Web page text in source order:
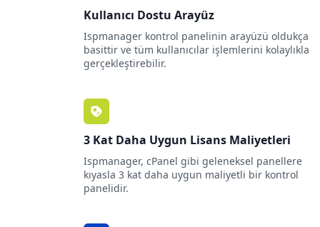
Kullanıcı Dostu Arayüz
Ispmanager kontrol panelinin arayüzü oldukça
basittir ve tüm kullanıcılar işlemlerini kolaylıkla
gerçekleştirebilir.
3 Kat Daha Uygun Lisans Maliyetleri
Ispmanager, cPanel gibi geleneksel panellere
kıyasla 3 kat daha uygun maliyetli bir kontrol
panelidir.